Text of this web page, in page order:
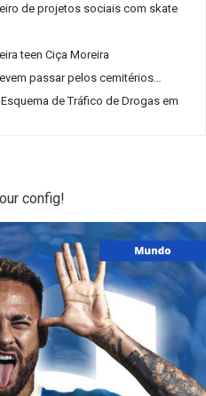
de projetos sociais com skate
teen Ciça Moreira
passar pelos cemitérios
de Tráfico de Drogas em
config!